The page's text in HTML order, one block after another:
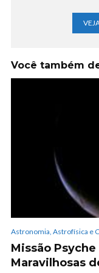
Você também
Astronomia, Astrofísica e
Missão
Maravilhosas